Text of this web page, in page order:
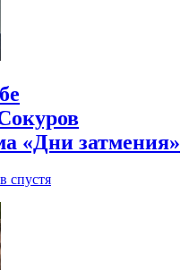
«Дни затмения»
спустя